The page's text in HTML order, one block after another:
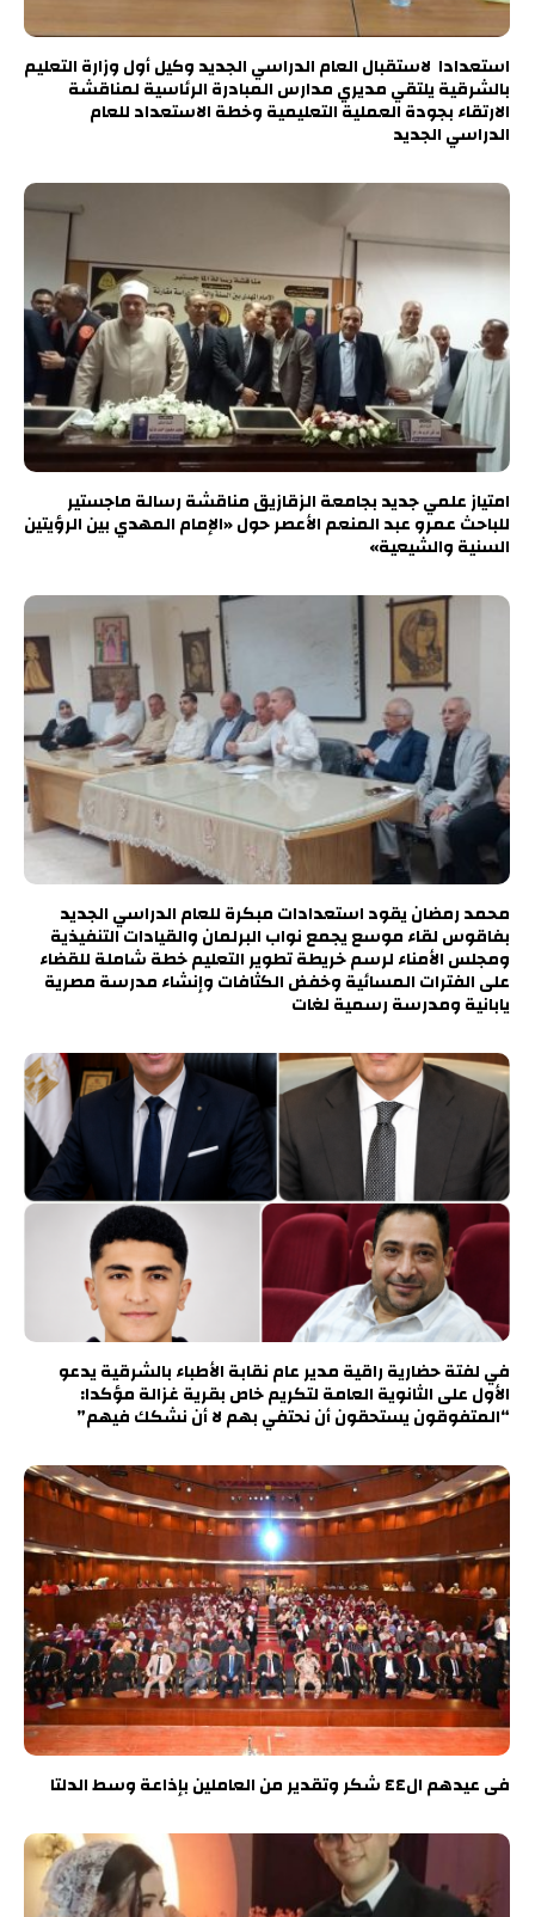
استعدادا لاستقبال العام الدراسي الجديد وكيل أول وزارة التعليم
بالشرقية يلتقي مديري مدارس المبادرة الرئاسية لمناقشة
الارتقاء بجودة العملية التعليمية وخطة الاستعداد للعام
الدراسي الجديد
امتياز علمي جديد بجامعة الزقازيق مناقشة رسالة ماجستير
للباحث عمرو عبد المنعم الأعصر حول «الإمام المهدي بين الرؤيتين
السنية والشيعية»
محمد رمضان يقود استعدادات مبكرة للعام الدراسي الجديد
بفاقوس لقاء موسع يجمع نواب البرلمان والقيادات التنفيذية
ومجلس الأمناء لرسم خريطة تطوير التعليم خطة شاملة للقضاء
على الفترات المسائية وخفض الكثافات وإنشاء مدرسة مصرية
يابانية ومدرسة رسمية لغات
في لفتة حضارية راقية مدير عام نقابة الأطباء بالشرقية يدعو
الأول على الثانوية العامة لتكريم خاص بقرية غزالة مؤكدا:
“المتفوقون يستحقون أن نحتفي بهم لا أن نشكك فيهم”
فى عيدهم ال٤٤ شكر وتقدير من العاملين بإذاعة وسط الدلتا